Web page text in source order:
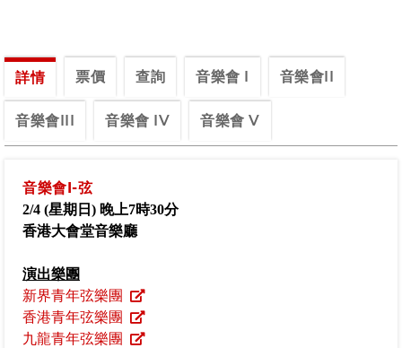
詳情 票價 查詢 音樂會 I 音樂會II
音樂會III 音樂會 IV 音樂會 V
音樂會I-弦
2/4 (星期日 ) 晚上7時30分
香港大會堂音樂廳
演出樂團
新界青年弦樂團
香港青年弦樂團
九龍青年弦樂團